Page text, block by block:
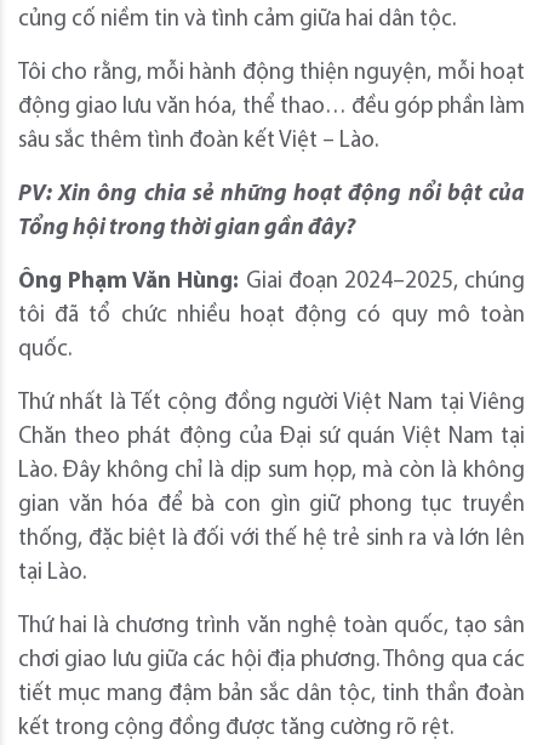
củng cố niềm tin và tình cảm giữa hai dân tộc.
Tôi cho rằng, mỗi hành động thiện nguyện, mỗi hoạt
động giao lưu văn hóa, thể thao… đều góp phần làm
sâu sắc thêm tình đoàn kết Việt – Lào.
PV: Xin ông chia sẻ những hoạt động nổi bật của
Tổng hội trong thời gian gần đây?
Ông Phạm Văn Hùng: Giai đoạn 2024–2025, chúng
tôi đã tổ chức nhiều hoạt động có quy mô toàn
quốc.
Thứ nhất là Tết cộng đồng người Việt Nam tại Viêng
Chăn theo phát động của Đại sứ quán Việt Nam tại
Lào. Đây không chỉ là dịp sum họp, mà còn là không
gian văn hóa để bà con gìn giữ phong tục truyền
thống, đặc biệt là đối với thế hệ trẻ sinh ra và lớn lên
tại Lào.
Thứ hai là chương trình văn nghệ toàn quốc, tạo sân
chơi giao lưu giữa các hội địa phương. Thông qua các
tiết mục mang đậm bản sắc dân tộc, tinh thần đoàn
kết trong cộng đồng được tăng cường rõ rệt.